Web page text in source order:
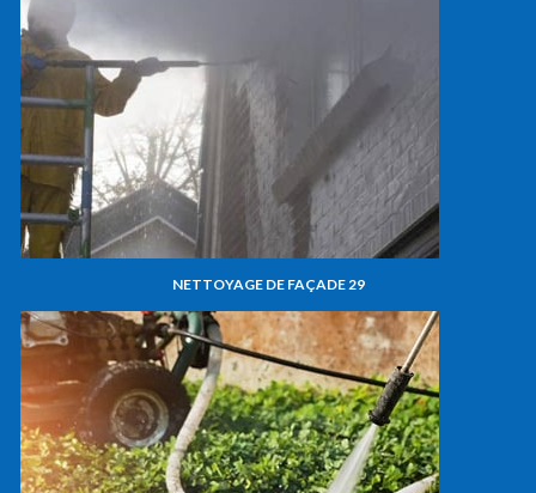
NETTOYAGE DE FAÇADE 29